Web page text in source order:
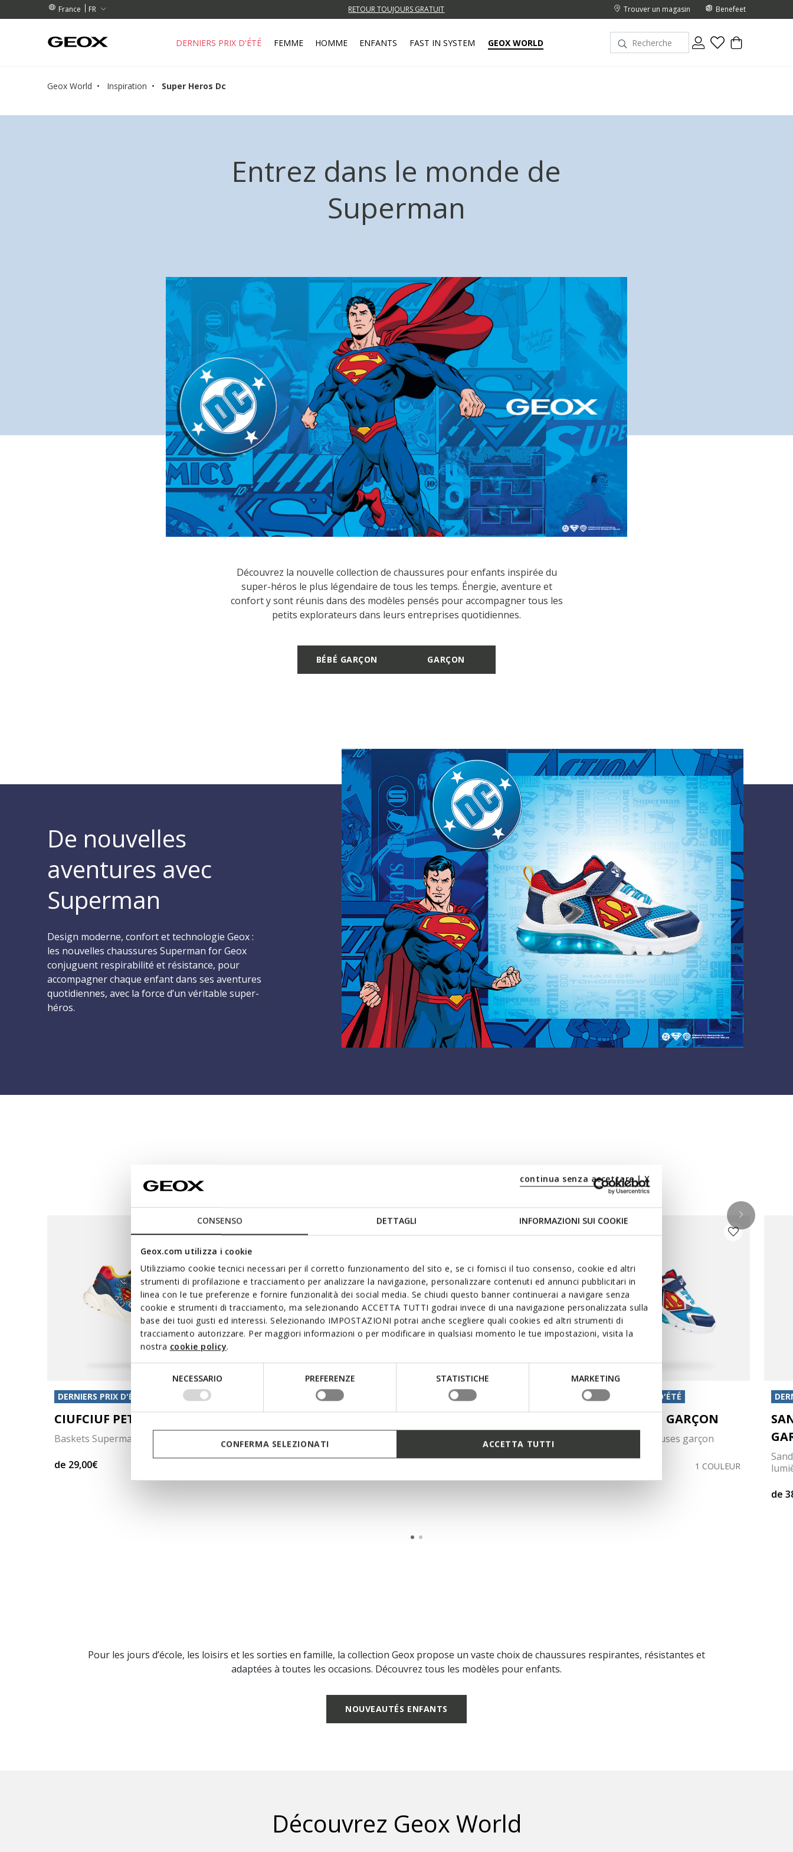
CONSENSO DETTAGLI INFORMAZIONI SUI COOKIE
Geox.com utilizza i cookie
Utilizziamo cookie tecnici necessari per il corretto funzionamento del sito e, se ci fornisci il tuo consenso, cookie ed altri
strumenti di profilazione e tracciamento per analizzare la navigazione, personalizzare contenuti ed annunci pubblicitari in
linea con le tue preferenze e fornire funzionalità dei social media. Se chiudi questo banner continuerai a navigare senza
cookie e strumenti di tracciamento, ma selezionando ACCETTA TUTTI godrai invece di una navigazione personalizzata sulla
base dei tuoi gusti ed interessi. Selezionando IMPOSTAZIONI potrai anche scegliere quali cookies ed altri strumenti di
tracciamento autorizzare. Per maggiori informazioni o per modificare in qualsiasi momento le tue impostazioni, visita la
nostra cookie policy.
consenso
NECESSARIO PREFERENZE STATISTICHE MARKETING
continua senza accettare | X
CONFERMA SELEZIONATI ACCETTA TUTTI
France FR
DE PLUS DE 99,00 € RETOUR TOUJOURS GRATUIT
PROCHE DE CHEZ VOUS.
DE PLUS DE 99,00 € Trouver un magasin Benefeet
DERNIERS PRIX D'ÉTÉ FEMME HOMME ENFANTS FAST IN SYSTEM GEOX WORLD
Geox World Inspiration Super Heros Dc
Entrez dans le monde de
Superman
Découvrez la nouvelle collection de chaussures pour enfants inspirée du
super-héros le plus légendaire de tous les temps. Énergie, aventure et
confort y sont réunis dans des modèles pensés pour accompagner tous les
petits explorateurs dans leurs entreprises quotidiennes.
BÉBÉ GARÇON GARÇON
De nouvelles
aventures avec
Superman
Design moderne, confort et technologie Geox :
les nouvelles chaussures Superman for Geox
conjuguent respirabilité et résistance, pour
accompagner chaque enfant dans ses aventures
quotidiennes, avec la force d’un véritable super-
héros.
Découvrez tous les modèles
DERNIERS PRIX D'ÉTÉ
CIUFCIUF PETIT GARÇON
Baskets Superman
de 29,00€
DERNIERS PRIX D'ÉTÉ
Sandales Superman
DERNIERS PRIX D'ÉTÉ
Baskets lumineuses garçon
DERNIERS PRIX D'ÉTÉ
CIBERDRON GARÇON
Baskets lumineuses garçon
1 COULEUR
de
Pour les jours d’école, les loisirs et les sorties en famille, la collection Geox propose un vaste choix de chaussures respirantes, résistantes et
adaptées à toutes les occasions. Découvrez tous les modèles pour enfants.
NOUVEAUTÉS ENFANTS
Découvrez Geox World